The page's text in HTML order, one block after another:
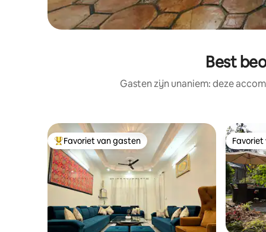
Best
Gasten zijn unaniem: deze
Topfavoriet van gasten
Favoriet van gasten